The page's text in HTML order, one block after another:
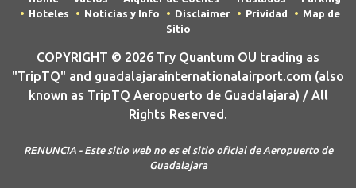
Hoteles
Noticias y Info Disclaimer Prividad
Map de
Sitio
COPYRIGHT © 2026 Try Quantum OU trading as
"TripTQ" and guadalajarainternationalairport.com (also
known as TripTQ Aeropuerto de Guadalajara) / All
Rights Reserved.
RENUNCIA - Este sitio web no es el sitio oficial de Aeropuerto de
Guadalajara